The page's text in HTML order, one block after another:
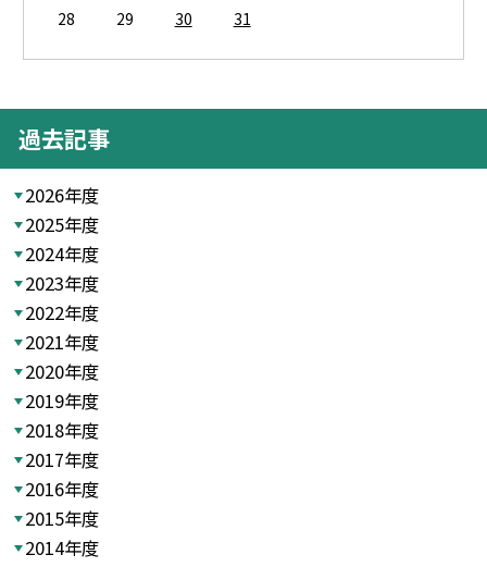
28
29 30 31
過去記事
2026年度
2025年度
2024年度
2023年度
2022年度
2021年度
2020年度
2019年度
2018年度
2017年度
2016年度
2015年度
2014年度